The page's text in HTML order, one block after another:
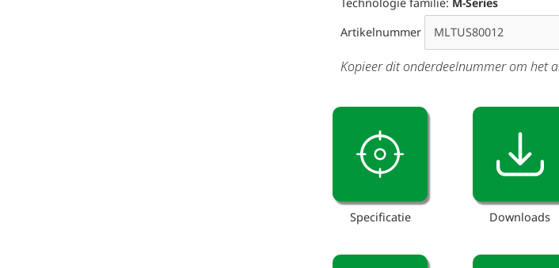
Technologie familie: M-Series
Artikelnummer
Kopieer dit onderdeelnummer om het
Specificatie Downloads